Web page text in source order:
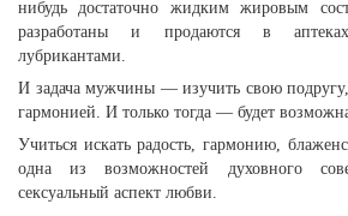
нибудь достаточно жидким жировым
разработаны и продаются в
лубрикантами.
И задача мужчины — изучить свою подругу,
гармонией. И только тогда — будет
Учиться искать радость, гармонию,
одна из возможностей духовного
сексуальный аспект любви.